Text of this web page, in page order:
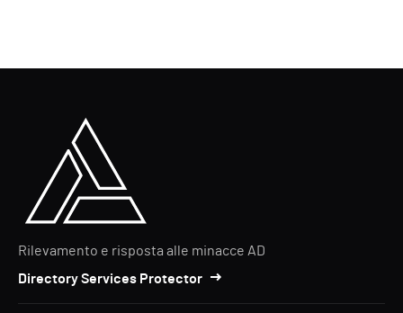
Rilevamento e risposta alle minacce AD
Directory Services Protector